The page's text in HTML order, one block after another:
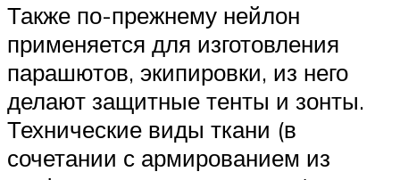
Также по-прежнему нейлон
применяется для изготовления
парашютов, экипировки, из него
делают защитные тенты и зонты.
Технические виды ткани (в
сочетании с армированием из